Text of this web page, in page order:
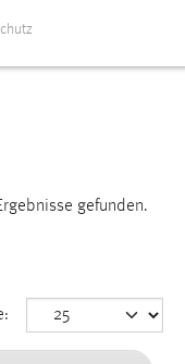
gefunden.
Funktion der
Einverständnis-